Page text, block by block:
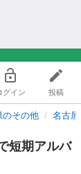
グイン 投稿
のその他 名古
短期アルバ